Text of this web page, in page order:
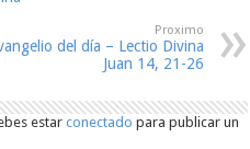
Proximo
del día – Lectio Divina
Juan 14, 21-26
estarconectado para publicar un